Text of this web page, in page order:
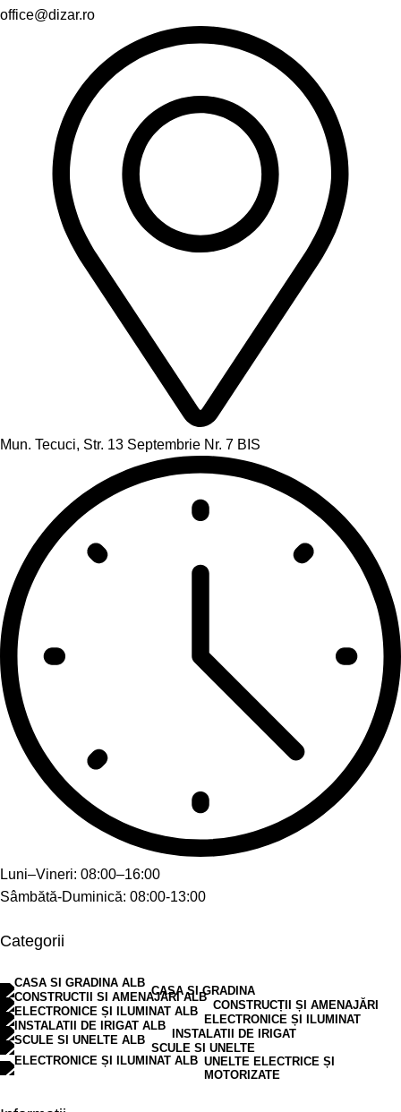
office@dizar.ro
Mun. Tecuci, Str. 13 Septembrie Nr. 7 BIS
Luni–Vineri: 08:00–16:00
Sâmbătă-Duminică: 08:00-13:00
Categorii
CASA SI GRADINA
CONSTRUCȚII ȘI AMENAJĂRI
ELECTRONICE ȘI ILUMINAT
INSTALATII DE IRIGAT
SCULE SI UNELTE
UNELTE ELECTRICE ȘI
MOTORIZATE